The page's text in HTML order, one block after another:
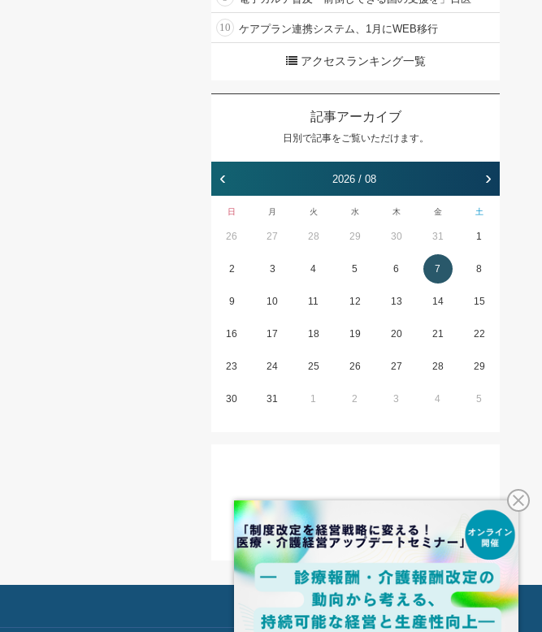
10 ケアプラン連携システム、1月にWEB移行
アクセスランキング一覧
記事アーカイブ
日別で記事をご覧いただけます。
‹ 2026 / 08 ›
日 月 火 水 木 金 土
26 27 28 29 30 31 1
2 3 4 5 6 7 8
9 10 11 12 13 14 15
16 17 18 19 20 21 22
23 24 25 26 27 28 29
30 31 1 2 3 4 5